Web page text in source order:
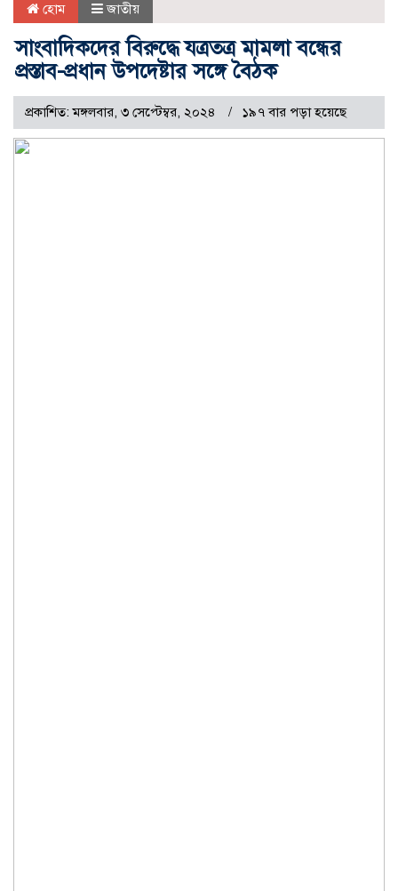
হোম জাতীয়
সাংবাদিকদের বিরুদ্ধে যত্রতত্র মামলা বন্ধের
প্রস্তাব-প্রধান উপদেষ্টার সঙ্গে বৈঠক
প্রকাশিত: মঙ্গলবার, ৩ সেপ্টেম্বর, ২০২৪ ১৯৭ বার পড়া হয়েছে